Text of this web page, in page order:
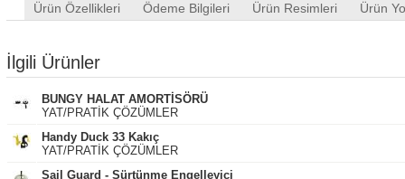
Ürün Özellikleri Ödeme Bilgileri Ürün Resimleri Ürün
İlgili Ürünler
BUNGY HALAT AMORTİSÖRÜ
YAT/PRATİK ÇÖZÜMLER
Handy Duck 33 Kakıç
YAT/PRATİK ÇÖZÜMLER
Sail Guard - Sürtünme Engelleyici